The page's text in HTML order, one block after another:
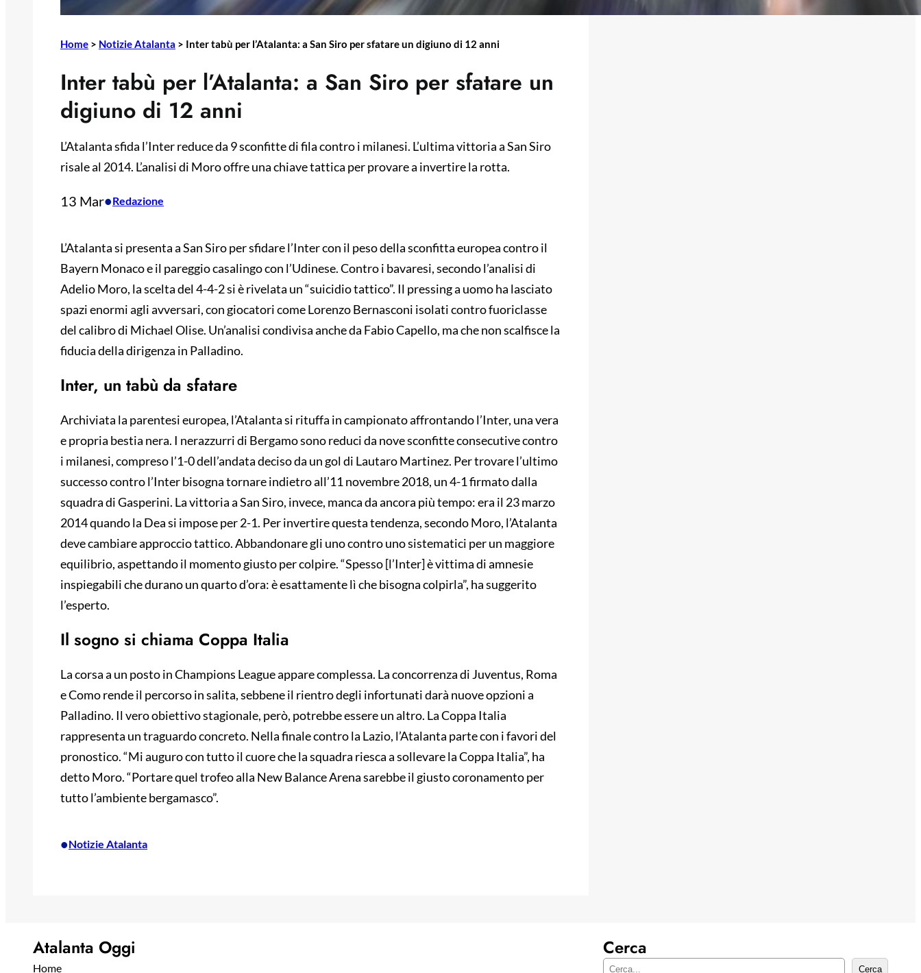
Home > Notizie Atalanta > Inter tabù per l’Atalanta: a San Siro per sfatare un digiuno di 12 anni
Inter tabù per l’Atalanta: a San Siro per sfatare un
digiuno di 12 anni
L’Atalanta sfida l’Inter reduce da 9 sconfitte di fila contro i milanesi. L’ultima vittoria a San Siro
risale al 2014. L’analisi di Moro offre una chiave tattica per provare a invertire la rotta.
13 Mar•Redazione
L’Atalanta si presenta a San Siro per sfidare l’Inter con il peso della sconfitta europea contro il
Bayern Monaco e il pareggio casalingo con l’Udinese. Contro i bavaresi, secondo l’analisi di
Adelio Moro, la scelta del 4-4-2 si è rivelata un “suicidio tattico”. Il pressing a uomo ha lasciato
spazi enormi agli avversari, con giocatori come Lorenzo Bernasconi isolati contro fuoriclasse
del calibro di Michael Olise. Un’analisi condivisa anche da Fabio Capello, ma che non scalfisce la
fiducia della dirigenza in Palladino.
Inter, un tabù da sfatare
Archiviata la parentesi europea, l’Atalanta si rituffa in campionato affrontando l’Inter, una vera
e propria bestia nera. I nerazzurri di Bergamo sono reduci da nove sconfitte consecutive contro
i milanesi, compreso l’1-0 dell’andata deciso da un gol di Lautaro Martinez. Per trovare l’ultimo
successo contro l’Inter bisogna tornare indietro all’11 novembre 2018, un 4-1 firmato dalla
squadra di Gasperini. La vittoria a San Siro, invece, manca da ancora più tempo: era il 23 marzo
2014 quando la Dea si impose per 2-1. Per invertire questa tendenza, secondo Moro, l’Atalanta
deve cambiare approccio tattico. Abbandonare gli uno contro uno sistematici per un maggiore
equilibrio, aspettando il momento giusto per colpire. “Spesso [l’Inter] è vittima di amnesie
inspiegabili che durano un quarto d’ora: è esattamente lì che bisogna colpirla”, ha suggerito
l’esperto.
Il sogno si chiama Coppa Italia
La corsa a un posto in Champions League appare complessa. La concorrenza di Juventus, Roma
e Como rende il percorso in salita, sebbene il rientro degli infortunati darà nuove opzioni a
Palladino. Il vero obiettivo stagionale, però, potrebbe essere un altro. La Coppa Italia
rappresenta un traguardo concreto. Nella finale contro la Lazio, l’Atalanta parte con i favori del
pronostico. “Mi auguro con tutto il cuore che la squadra riesca a sollevare la Coppa Italia”, ha
detto Moro. “Portare quel trofeo alla New Balance Arena sarebbe il giusto coronamento per
tutto l’ambiente bergamasco”.
•Notizie Atalanta
Atalanta Oggi
Home
Cerca
C Cerca